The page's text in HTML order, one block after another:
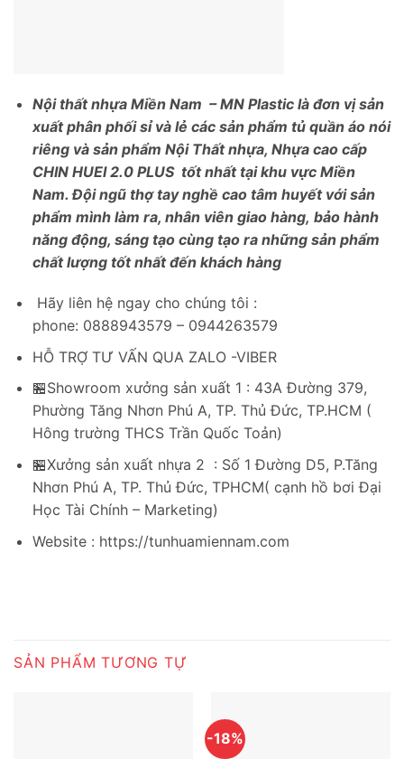
Nội thất nhựa Miền Nam – MN Plastic là đơn vị sản
xuất phân phối sỉ và lẻ các sản phẩm tủ quần áo nói
riêng và sản phẩm Nội Thất nhựa, Nhựa cao cấp
CHIN HUEI 2.0 PLUS tốt nhất tại khu vực Miền
Nam. Đội ngũ thợ tay nghề cao tâm huyết với sản
phẩm mình làm ra, nhân viên giao hàng, bảo hành
năng động, sáng tạo cùng tạo ra những sản phẩm
chất lượng tốt nhất đến khách hàng
Hãy liên hệ ngay cho chúng tôi :
phone: 0888943579 – 0944263579
HỖ TRỢ TƯ VẤN QUA ZALO -VIBER
🏪Showroom xưởng sản xuất 1 : 43A Đường 379,
Phường Tăng Nhơn Phú A, TP. Thủ Đức, TP.HCM (
Hông trường THCS Trần Quốc Toản)
🏪Xưởng sản xuất nhựa 2 : Số 1 Đường D5, P.Tăng
Nhơn Phú A, TP. Thủ Đức, TPHCM( cạnh hồ bơi Đại
Học Tài Chính – Marketing)
Website : https://tunhuamiennam.com
SẢN PHẨM TƯƠNG TỰ
-18%